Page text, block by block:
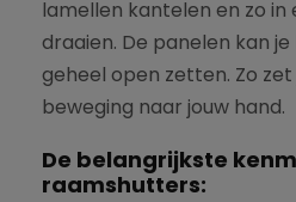
lamellen kantelen en zo
draaien. De panelen kan
geheel open zetten. Zo
beweging naar jouw hand.
De belangrijkste
raamshutters: